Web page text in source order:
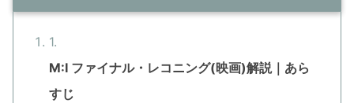
M:I ファイナル・レコニング(映画)解説｜あら
すじ